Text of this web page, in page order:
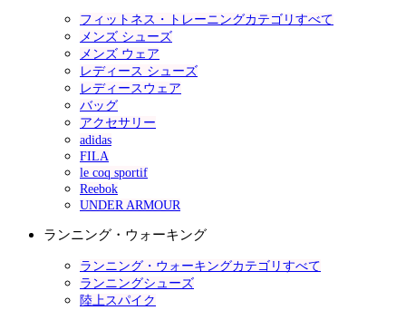
フィットネス・トレーニングカテゴリすべて
メンズ シューズ
メンズ ウェア
レディース シューズ
レディースウェア
バッグ
アクセサリー
adidas
FILA
le coq sportif
Reebok
UNDER ARMOUR
ランニング・ウォーキング
ランニング・ウォーキングカテゴリすべて
ランニングシューズ
陸上スパイク